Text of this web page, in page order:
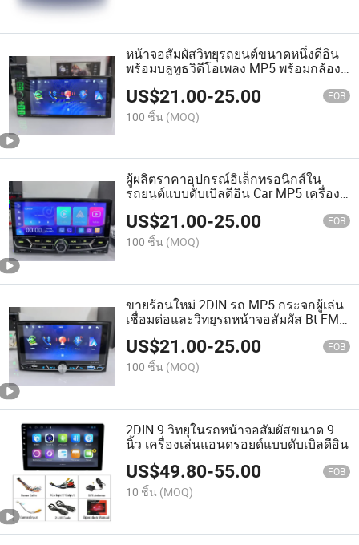
หน้าจอสัมผัสวิทยุรถยนต์ขนาดหนึ่งดีอิน
พร้อมบลูทูธวิดีโอเพลง MP5 พร้อมกล้อง
US$21.00-25.00 FOB
100 ชิ้น (MOQ)
ผู้ผลิตราคาอุปกรณ์อิเล็กทรอนิกส์ใน
รถยนต์แบบดับเบิลดีอิน Car MP5 เครื่อง
เล่นที่มีหน้าจอสัมผัส Bluetooth เครื่องเล่น
เทปในรถยนต์
US$21.00-25.00 FOB
100 ชิ้น (MOQ)
ขายร้อนใหม่ 2DIN รถ MP5 กระจกผู้เล่น
เชื่อมต่อและวิทยุรถหน้าจอสัมผัส Bt FM
Aux USB
US$21.00-25.00 FOB
100 ชิ้น (MOQ)
2DIN 9 วิทยุในรถหน้าจอสัมผัสขนาด 9
นิ้ว เครื่องเล่นแอนดรอยด์แบบดับเบิลดีอิน
US$49.80-55.00 FOB
10 ชิ้น (MOQ)